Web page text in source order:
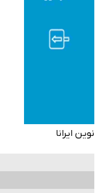
نوین ایرانا